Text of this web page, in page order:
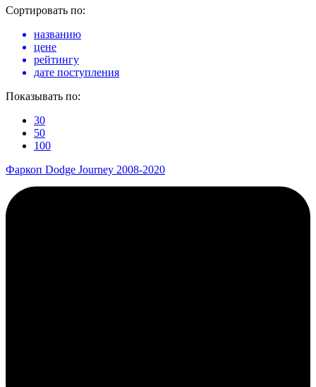
Сортировать по:
названию
цене
рейтингу
дате поступления
Показывать по:
30
50
100
Фаркоп Dodge Journey 2008-2020